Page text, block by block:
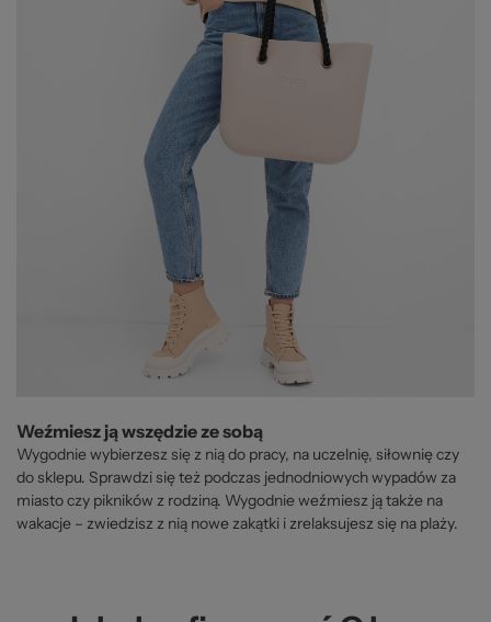
Weźmiesz ją wszędzie ze sobą
Wygodnie wybierzesz się z nią do pracy, na uczelnię, siłownię czy
do sklepu. Sprawdzi się też podczas jednodniowych wypadów za
miasto czy pikników z rodziną. Wygodnie weźmiesz ją także na
wakacje – zwiedzisz z nią nowe zakątki i zrelaksujesz się na plaży.